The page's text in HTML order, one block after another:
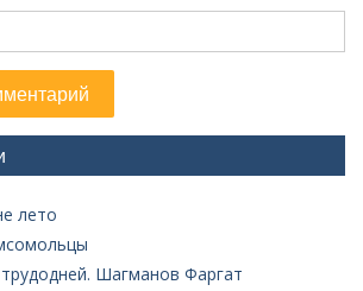
лето
Шагманов Фаргат